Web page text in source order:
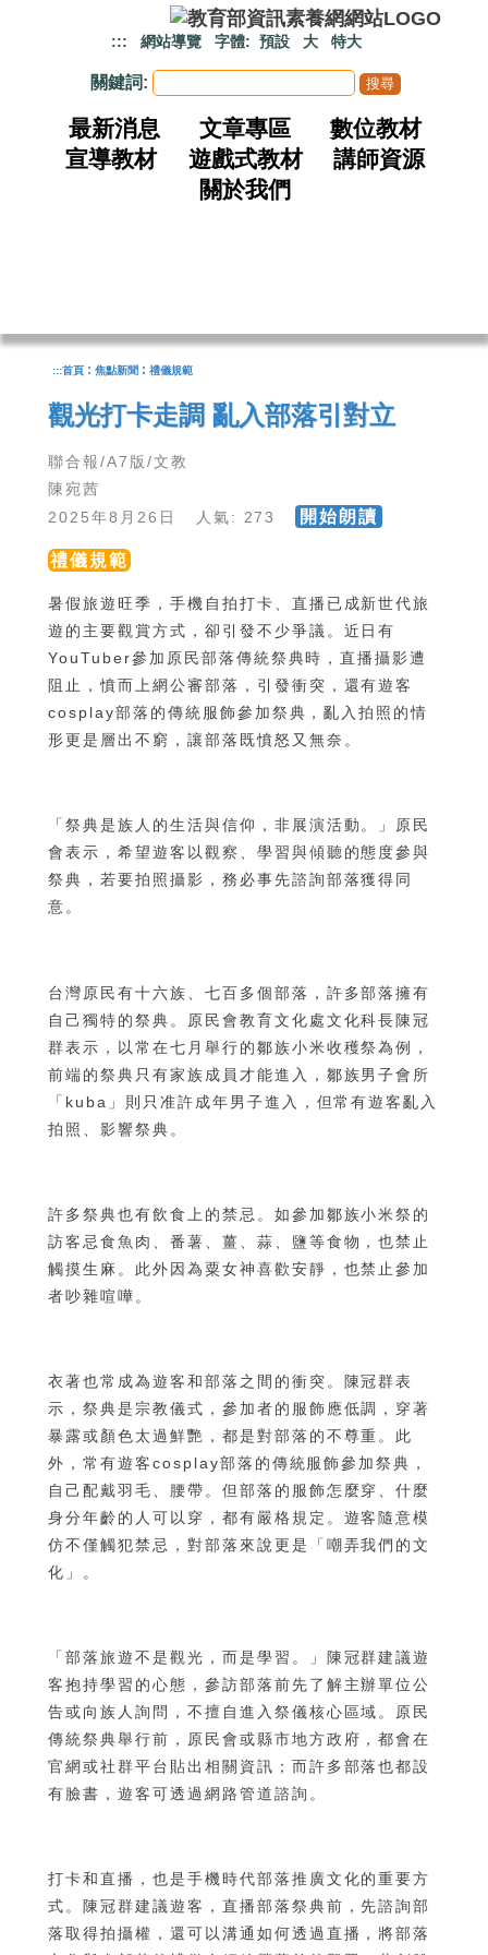
::: 網站導覽 字體: 預設 大 特大
關鍵詞:
最新消息 文章專區
數位教材
宣導教材
遊戲式教材
講師資源
關於我們
:::首頁 : 焦點新聞 : 禮儀規範
觀光打卡走調 亂入部落引對立
聯合報/A7版/文教
陳宛茜
2025年8月26日 人氣: 273
開始朗讀
禮儀規範
暑假旅遊旺季，手機自拍打卡、直播已成新世代旅
遊的主要觀賞方式，卻引發不少爭議。近日有
YouTuber參加原民部落傳統祭典時，直播攝影遭
阻止，憤而上網公審部落，引發衝突，還有遊客
cosplay部落的傳統服飾參加祭典，亂入拍照的情
形更是層出不窮，讓部落既憤怒又無奈。
「祭典是族人的生活與信仰，非展演活動。」原民
會表示，希望遊客以觀察、學習與傾聽的態度參與
祭典，若要拍照攝影，務必事先諮詢部落獲得同
意。
台灣原民有十六族、七百多個部落，許多部落擁有
自己獨特的祭典。原民會教育文化處文化科長陳冠
群表示，以常在七月舉行的鄒族小米收穫祭為例，
前端的祭典只有家族成員才能進入，鄒族男子會所
「kuba」則只准許成年男子進入，但常有遊客亂入
拍照、影響祭典。
許多祭典也有飲食上的禁忌。如參加鄒族小米祭的
訪客忌食魚肉、番薯、薑、蒜、鹽等食物，也禁止
觸摸生麻。此外因為粟女神喜歡安靜，也禁止參加
者吵雜喧嘩。
衣著也常成為遊客和部落之間的衝突。陳冠群表
示，祭典是宗教儀式，參加者的服飾應低調，穿著
暴露或顏色太過鮮艷，都是對部落的不尊重。此
外，常有遊客cosplay部落的傳統服飾參加祭典，
自己配戴羽毛、腰帶。但部落的服飾怎麼穿、什麼
身分年齡的人可以穿，都有嚴格規定。遊客隨意模
仿不僅觸犯禁忌，對部落來說更是「嘲弄我們的文
化」。
「部落旅遊不是觀光，而是學習。」陳冠群建議遊
客抱持學習的心態，參訪部落前先了解主辦單位公
告或向族人詢問，不擅自進入祭儀核心區域。原民
傳統祭典舉行前，原民會或縣市地方政府，都會在
官網或社群平台貼出相關資訊；而許多部落也都設
有臉書，遊客可透過網路管道諮詢。
打卡和直播，也是手機時代部落推廣文化的重要方
式。陳冠群建議遊客，直播部落祭典前，先諮詢部
落取得拍攝權，還可以溝通如何透過直播，將部落